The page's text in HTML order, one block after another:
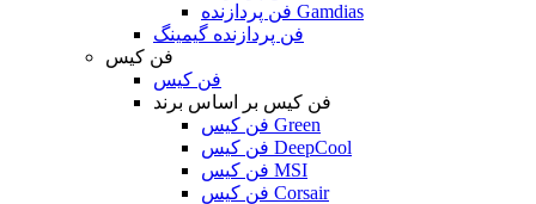
فن پردازنده Gamdias
فن پردازنده گیمینگ
فن کیس
فن کیس
فن کیس بر اساس برند
فن کیس Green
فن کیس DeepCool
فن کیس MSI
فن کیس Corsair